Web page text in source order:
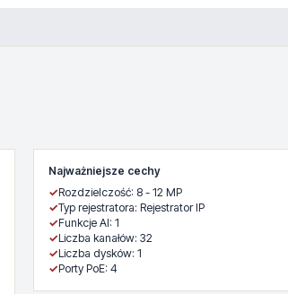
Najważniejsze cechy
✓Rozdzielczość: 8 - 12 MP
✓Typ rejestratora: Rejestrator IP
✓Funkcje AI: 1
✓Liczba kanałów: 32
✓Liczba dysków: 1
✓Porty PoE: 4